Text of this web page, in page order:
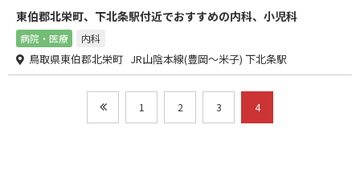
東伯郡北栄町、下北条駅付近でおすすめの内科、小児科
病院・医療 内科
鳥取県東伯郡北栄町 JR山陰本線(豊岡～米子) 下北条駅
1 2 3 4